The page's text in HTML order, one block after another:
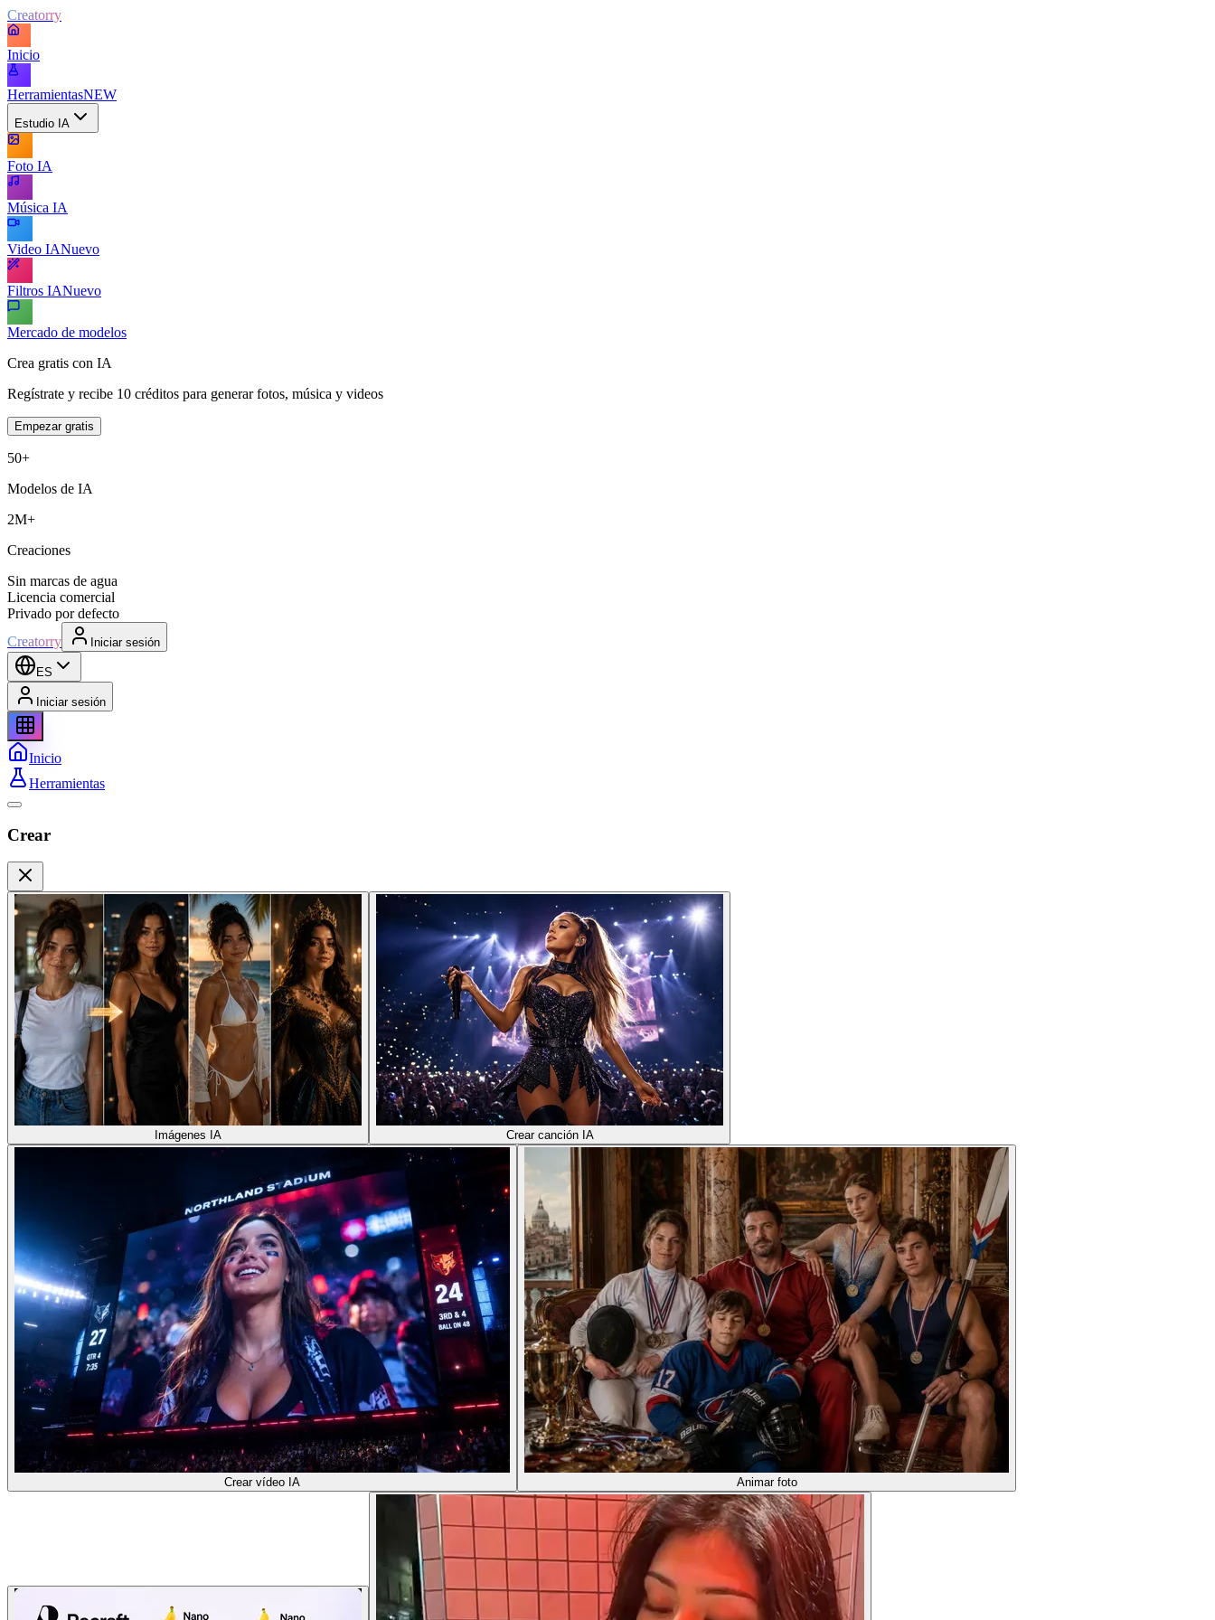
Creatorry
Inicio
HerramientasNEW
Estudio IA
Foto IA
Música IA
Video IANuevo
Filtros IANuevo
Mercado de modelos
Crea gratis con IA
Regístrate y recibe 10 créditos para generar fotos, música y videos
Empezar gratis
50+
Modelos de IA
2M+
Creaciones
Sin marcas de agua
Licencia comercial
Privado por defecto
Creatorry
Iniciar sesión
ES
Iniciar sesión
Inicio
Herramientas
Crear
Imágenes IA Crear canción IA
Crear vídeo IA Animar foto